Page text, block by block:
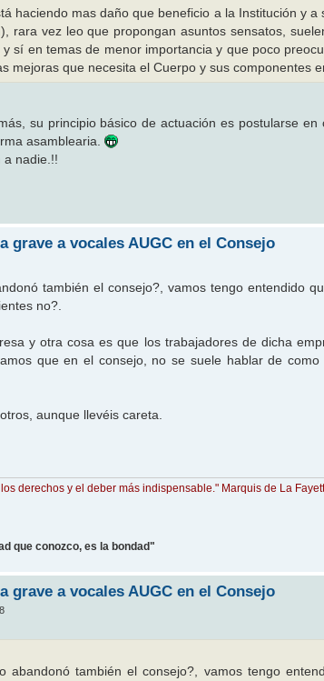
haciendo mas daño que beneficio a la Institución y
rara vez leo que propongan asuntos sensatos,
y sí en temas de menor importancia y que poco
mejoras que necesita el Cuerpo y sus componentes
su principio básico de actuación es postularse
asamblearia.
a nadie.!!
grave a vocales AUGC en el Consejo
también el consejo?, vamos tengo entendido
no?.
y otra cosa es que los trabajadores de dicha
que en el consejo, no se suele hablar de
aunque llevéis careta.
derechos y el deber más indispensable." Marquis de La
que conozco, es la bondad"
grave a vocales AUGC en el Consejo
abandonó también el consejo?, vamos tengo